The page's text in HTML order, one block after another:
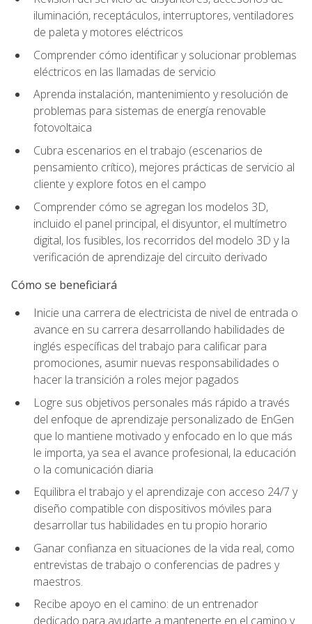
iluminación, receptáculos, interruptores, ventiladores
de paleta y motores eléctricos
Comprender cómo identificar y solucionar problemas
eléctricos en las llamadas de servicio
Aprenda instalación, mantenimiento y resolución de
problemas para sistemas de energía renovable
fotovoltaica
Cubra escenarios en el trabajo (escenarios de
pensamiento crítico), mejores prácticas de servicio al
cliente y explore fotos en el campo
Comprender cómo se agregan los modelos 3D,
incluido el panel principal, el disyuntor, el multímetro
digital, los fusibles, los recorridos del modelo 3D y la
verificación de aprendizaje del circuito derivado
Cómo se beneficiará
Inicie una carrera de electricista de nivel de entrada o
avance en su carrera desarrollando habilidades de
inglés específicas del trabajo para calificar para
promociones, asumir nuevas responsabilidades o
hacer la transición a roles mejor pagados
Logre sus objetivos personales más rápido a través
del enfoque de aprendizaje personalizado de EnGen
que lo mantiene motivado y enfocado en lo que más
le importa, ya sea el avance profesional, la educación
o la comunicación diaria
Equilibra el trabajo y el aprendizaje con acceso 24/7 y
diseño compatible con dispositivos móviles para
desarrollar tus habilidades en tu propio horario
Ganar confianza en situaciones de la vida real, como
entrevistas de trabajo o conferencias de padres y
maestros.
Recibe apoyo en el camino: de un entrenador
dedicado para ayudarte a mantenerte en el camino y